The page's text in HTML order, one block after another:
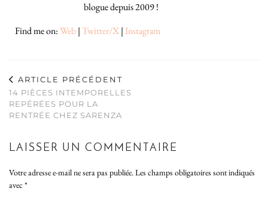
blogue depuis 2009 !
Find me on:Web|Twitter/X| Instagram
ARTICLE PRÉCÉDENT
14 PIÈCES INTEMPORELLES
REPÉRÉES POUR LA
RENTRÉE CHEZ SARENZA
LAISSER UN COMMENTAIRE
Votre adresse e-mail ne sera pas publiée.Les champs obligatoires sont indiqués
avec *